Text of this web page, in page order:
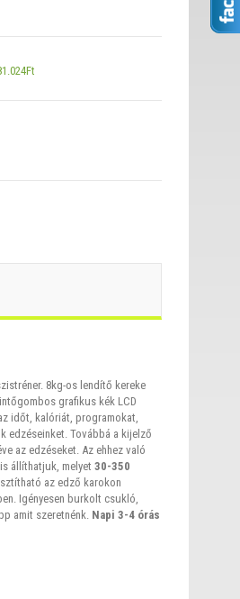
8kg-os lendítő kereke
grafikus kék LCD
időt, kalóriát, programokat,
edzéseinket. Továbbá a kijelző
az edzéseket. Az ehhez való
állíthatjuk, melyet 30-350
az edző karokon
Igényesen burkolt csukló,
amit szeretnénk. Napi 3-4 órás